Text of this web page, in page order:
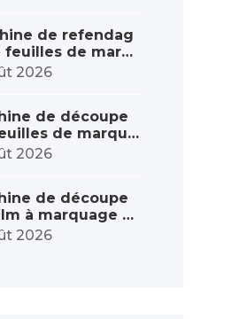
de refendag
feuilles de marq
à chaud sur roul
2026
de découpe
de marqua
chaud de haute
2026
de découpe
à marquage à
avec contrôle d
2026